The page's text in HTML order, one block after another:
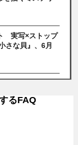
実写×ストップ
さな貝』、6月
るFAQ